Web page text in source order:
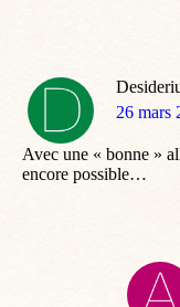
dit
26 mars
Avec une « bonne »
encore possible…